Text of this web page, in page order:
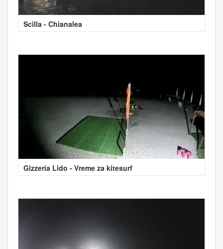
Scilla - Chianalea
Gizzeria Lido - Vreme za kitesurf